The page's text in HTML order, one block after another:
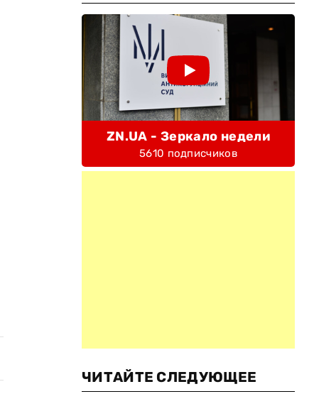
ZN.UA - Зеркало недели
5610 подписчиков
ЧИТАЙТЕ СЛЕДУЮЩЕЕ